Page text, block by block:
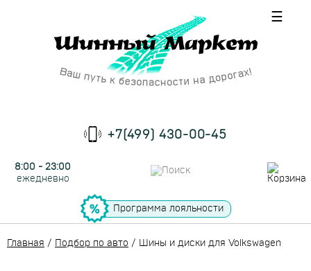
☰
+7(499) 430-00-45
8:00 - 23:00
ежедневно
Программа лояльности
Главная / Подбор по авто / Шины и диски для Volkswagen